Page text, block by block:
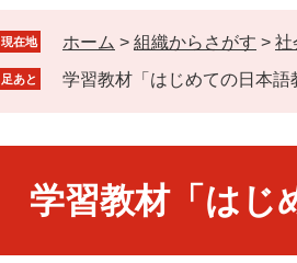
現在地 ホーム > 組織からさがす > 社
足あと 学習教材「はじめての日本語
学習教材「はじ